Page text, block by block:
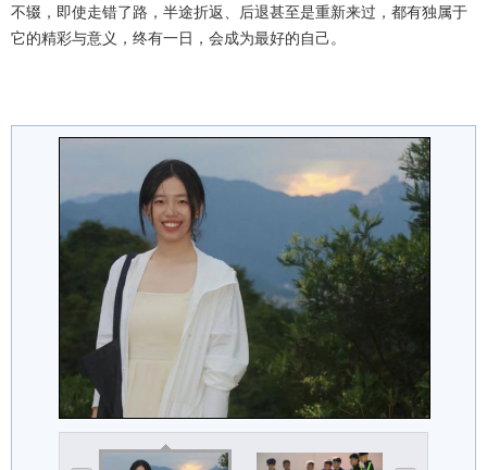
不辍，即使走错了路，半途折返、后退甚至是重新来过，都有独属于
它的精彩与意义，终有一日，会成为最好的自己。